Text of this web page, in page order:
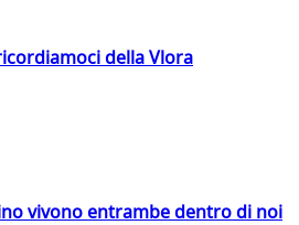
della Vlora
vivono entrambe dentro di noi